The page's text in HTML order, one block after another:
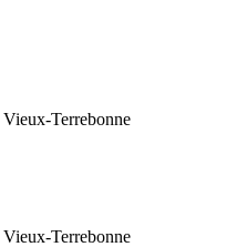
Terrebonne
Terrebonne